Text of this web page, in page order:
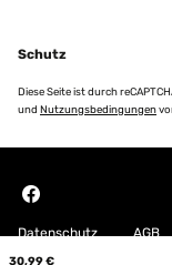
30,99 €
Schutz
Diese Seite ist durch
und Nutzungsbedingungen
Datenschutz AGB